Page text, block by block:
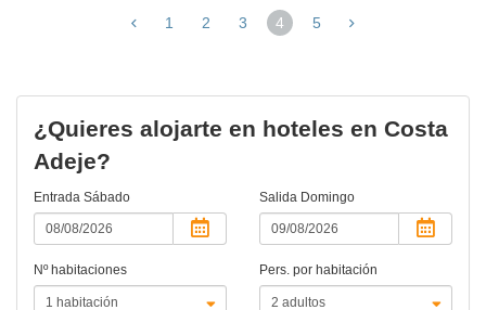
1 2 3 4
(página
5
¿Quieres alojarte en hoteles en Costa
Adeje?
Entrada Sábado Salida Domingo
Nº habitaciones Pers. por habitación